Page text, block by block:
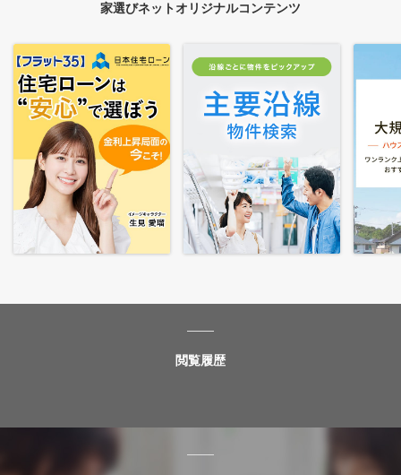
家選びネットオリジナルコンテンツ
閲覧履歴